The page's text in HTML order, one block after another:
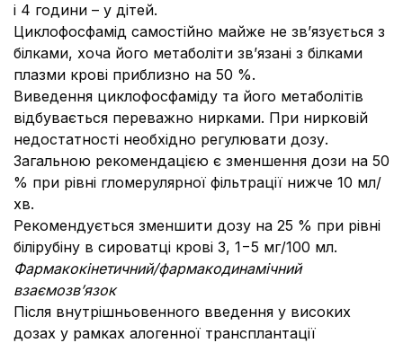
і 4 години – у дітей.
Циклофосфамід самостійно майже не зв’язується з
білками, хоча його метаболіти зв’язані з білками
плазми крові приблизно на 50 %.
Виведення циклофосфаміду та його метаболітів
відбувається переважно нирками. При нирковій
недостатності необхідно регулювати дозу.
Загальною рекомендацією є зменшення дози на 50
% при рівні гломерулярної фільтрації нижче 10 мл/
хв.
Рекомендується зменшити дозу на 25 % при рівні
білірубіну в сироватці крові 3, 1−5 мг/100 мл.
Фармакокінетичний/фармакодинамічний
взаємозв’язок
Після внутрішньовенного введення у високих
дозах у рамках алогенної трансплантації